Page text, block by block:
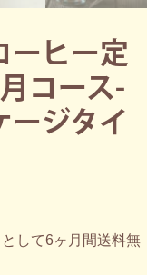
ーヒー定
コース-
ジタイ
して6ヶ月間送料無